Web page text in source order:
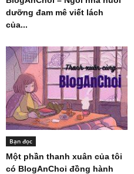
dưỡng đam mê viết lách
của...
Bạn đọc
Một phần thanh xuân của tôi
có BlogAnChoi đồng hành